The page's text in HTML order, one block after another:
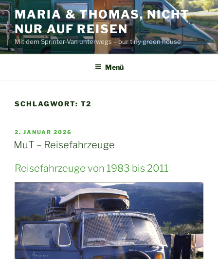
Zum
Inhalt
springen
MARIA & THOMAS, NICHT
NUR AUF REISEN
Mit dem Sprinter-Van unterwegs – our tiny green house
Menü
SCHLAGWORT: T2
VERÖFFENTLICHT
AM
2. JANUAR 2026
MuT – Reisefahrzeuge
Reisefahrzeuge von 1983 bis 2011